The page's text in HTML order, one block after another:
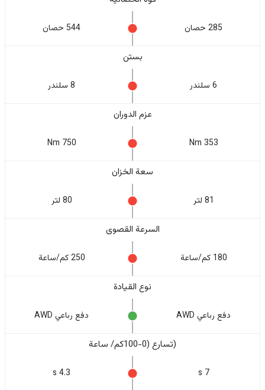
285 حصان 544 حصان
بستن
6 سلندر 8 سلندر
عزم الدوران
353 Nm
750 Nm
سعة الخزان
81 لتر 80 لتر
السرعة القصوى
180 كم/ساعة 250 كم/ساعة
نوع القيادة
دفع رباعي AWD دفع رباعي AWD
(تسارع (0-100كم/ ساعة
7 s
4.3 s